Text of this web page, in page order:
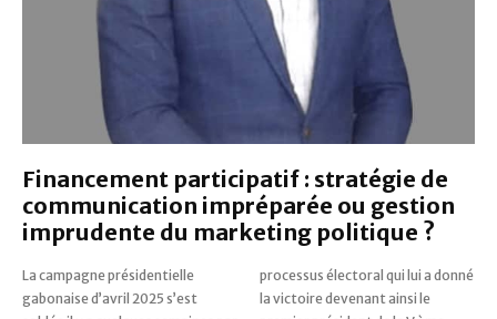
Financement participatif : stratégie de
communication impréparée ou gestion
imprudente du marketing politique ?
La campagne présidentielle
gabonaise d’avril 2025 s’est
processus électoral qui lui a donné
la victoire devenant ainsi le